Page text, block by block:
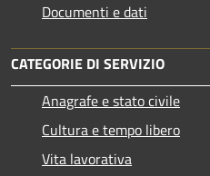
Documenti e dati
CATEGORIE DI SERVIZIO
Anagrafe e stato civile
Cultura e tempo libero
Vita lavorativa